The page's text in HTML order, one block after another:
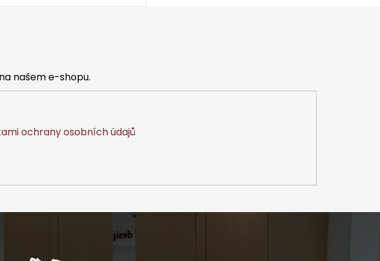
našem e-shopu.
ochrany osobních údajů